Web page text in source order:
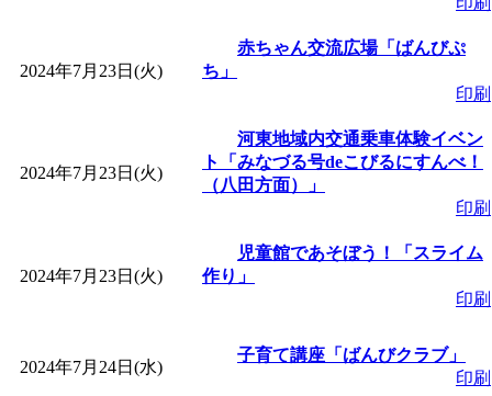
2024年7月23日(火)
赤ちゃん交流広場「ばんびぷ
ち」
印刷
2024年7月23日(火)
河東地域内交通乗車体験イベン
ト「みなづる号deこびるにすんべ！
（八田方面）」
印刷
2024年7月23日(火)
児童館であそぼう！「スライム
作り」
印刷
2024年7月24日(水)
子育て講座「ばんびクラブ」
印刷